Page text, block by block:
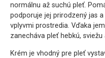
normálnu až suchú pleť.
podporuje jej prirodzený jas
vplyvmi prostredia. Vďaka
zanecháva pleť hebkú,
Krém je vhodný pre pleť